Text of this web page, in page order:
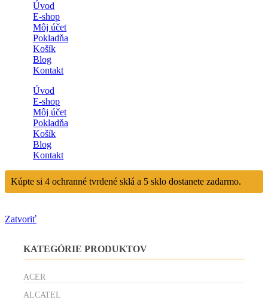
Úvod
E-shop
Môj účet
Pokladňa
Košík
Blog
Kontakt
Úvod
E-shop
Môj účet
Pokladňa
Košík
Blog
Kontakt
Kúpte si 4 ochranné tvrdené sklá a 5 sklo dostanete zadarmo.
Zatvoriť
KATEGÓRIE PRODUKTOV
ACER
ALCATEL